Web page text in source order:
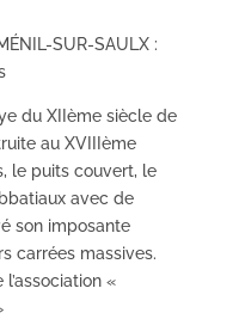
SUR-SAULX :
du XIIème siècle de
au XVIIIème
le puits couvert, le
avec de
son imposante
carrées massives.
«